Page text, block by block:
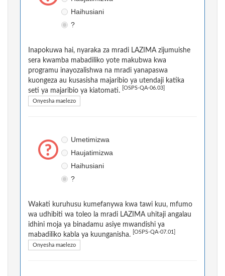
Haihusiani
?
Inapokuwa hai, nyaraka za mradi LAZIMA zijumuishe
sera kwamba mabadiliko yote makubwa kwa
programu inayozalishwa na mradi yanapaswa
kuongeza au kusasisha majaribio ya utendaji katika
seti ya majaribio ya kiatomati.
[OSPS-QA-06.03]
Onyesha maelezo
Umetimizwa
Haujatimizwa
Haihusiani
?
Wakati kuruhusu kumefanywa kwa tawi kuu, mfumo
wa udhibiti wa toleo la mradi LAZIMA uhitaji angalau
idhini moja ya binadamu asiye mwandishi ya
mabadiliko kabla ya kuunganisha.
[OSPS-QA-07.01]
Onyesha maelezo